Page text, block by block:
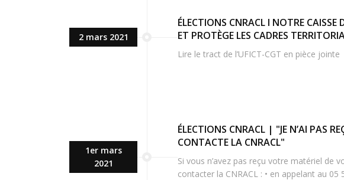
2 mars 2021
ÉLECTIONS CNRACL I NOTRE
ET PROTÈGE LES CADRES
Lire le tract de l’UFICT-CGT en pièce jointe
1er mars
2021
ÉLECTIONS CNRACL | "JE N’AI PAS
CONTACTE LA CNRACL"
Si vous n’avez pas reçu votre matériel de
contacter la CNRACL : • en appelant au